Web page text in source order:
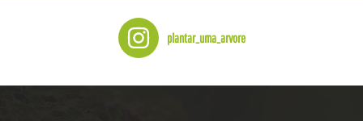
plantar_uma_arvore